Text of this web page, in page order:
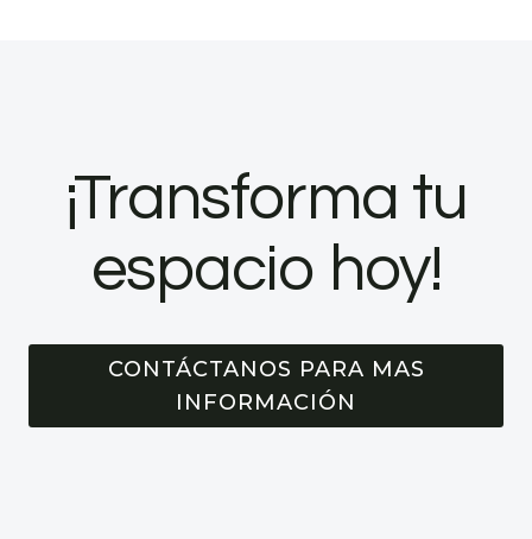
¡Transforma tu
espacio hoy!
CONTÁCTANOS PARA MAS
INFORMACIÓN